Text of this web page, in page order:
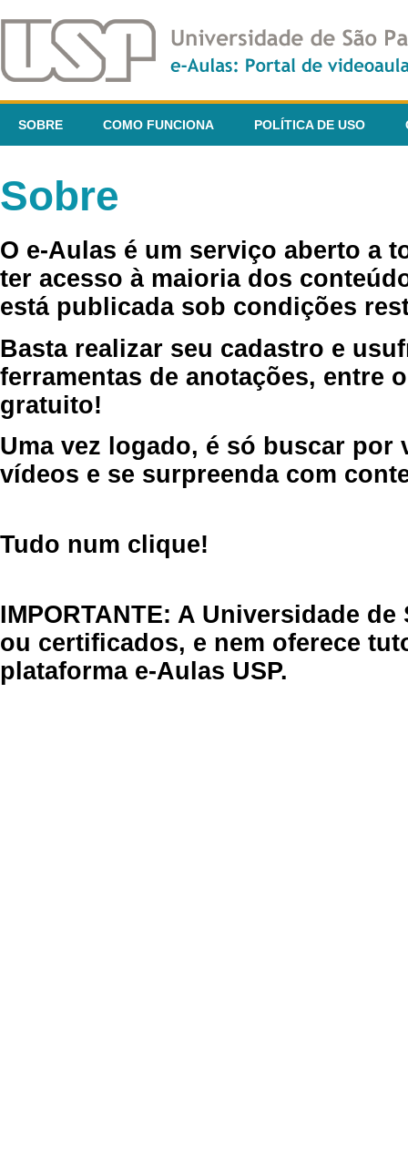
SOBRE COMO FUNCIONA POLÍTICA DE USO
Sobre
O e-Aulas é um serviço aberto a
ter acesso à maioria dos
está publicada sob condições
Basta realizar seu cadastro e
ferramentas de anotações, entre
gratuito!
Uma vez logado, é só buscar por
vídeos e se surpreenda com
Tudo num clique!
IMPORTANTE: A Universidade
ou certificados, e nem oferece
plataforma e-Aulas USP.